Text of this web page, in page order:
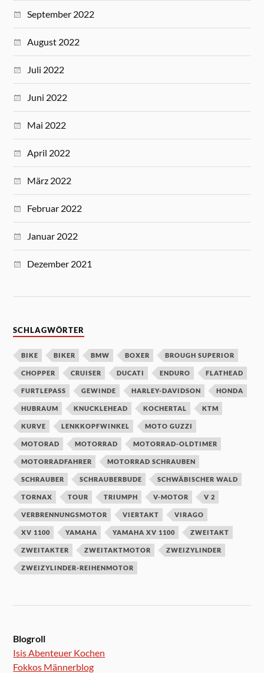
September 2022
August 2022
Juli 2022
Juni 2022
Mai 2022
April 2022
März 2022
Februar 2022
Januar 2022
Dezember 2021
SCHLAGWÖRTER
BIKE BIKER BMW BOXER BROUGH SUPERIOR
CHOPPER CRUISER DUCATI ENDURO FLATHEAD
FURTLEPASS GEWINDE HARLEY-DAVIDSON HONDA
HUBRAUM KNUCKLEHEAD KOCHERTAL KTM
KURVE LENKKOPFWINKEL MOTO GUZZI
MOTORAD MOTORRAD MOTORRAD-OLDTIMER
MOTORRADFAHRER MOTORRAD SCHRAUBEN
SCHRAUBER SCHRAUBERBUDE SCHWÄBISCHER WALD
TORNAX TOUR TRIUMPH V-MOTOR V 2
VERBRENNUNGSMOTOR VIERTAKT VIRAGO
XV 1100 YAMAHA YAMAHA XV 1100 ZWEITAKT
ZWEITAKTER ZWEITAKTMOTOR ZWEIZYLINDER
ZWEIZYLINDER-REIHENMOTOR
Blogroll
Isis Abenteuer Kochen
Fokkos Männerblog